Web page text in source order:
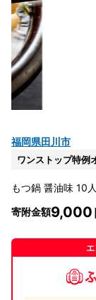
福岡県田川市
ワンストップ特例
もつ鍋 醤油味 10
寄附金額9,000
エ